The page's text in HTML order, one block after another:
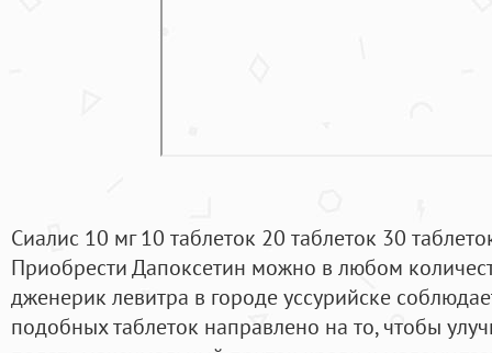
Сиалис 10 мг 10 таблеток 20 таблеток 30
Приобрести Дапоксетин можно в любом
дженерик левитра в городе уссурийске
подобных таблеток направлено на то, чтобы